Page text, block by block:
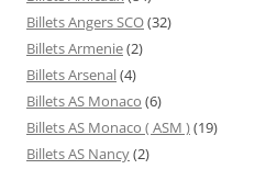
Billets Angers SCO(32)
Billets Armenie(2)
Billets Arsenal(4)
Billets AS Monaco (6)
Billets AS Monaco ( ASM )(19)
Billets AS Nancy(2)